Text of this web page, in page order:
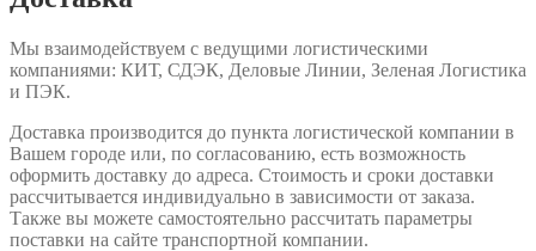
Мы взаимодействуем с ведущими логистическими
компаниями: КИТ, СДЭК, Деловые Линии, Зеленая Логистика
и ПЭК.
Доставка производится до пункта логистической компании в
Вашем городе или, по согласованию, есть возможность
оформить доставку до адреса. Стоимость и сроки доставки
рассчитывается индивидуально в зависимости от заказа.
Также вы можете самостоятельно рассчитать параметры
поставки на сайте транспортной компании.